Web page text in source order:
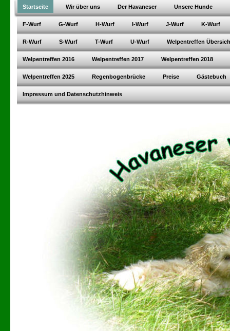
Startseite Wir über uns Der Havaneser Unsere Hunde
F-Wurf G-Wurf H-Wurf I-Wurf J-Wurf K-Wurf
R-Wurf S-Wurf T-Wurf U-Wurf Welpentreffen
Welpentreffen 2016 Welpentreffen 2017 Welpentreffen 2018
Welpentreffen 2025 Regenbogenbrücke Preise Gästebuch
Impressum und Datenschutzhinweis